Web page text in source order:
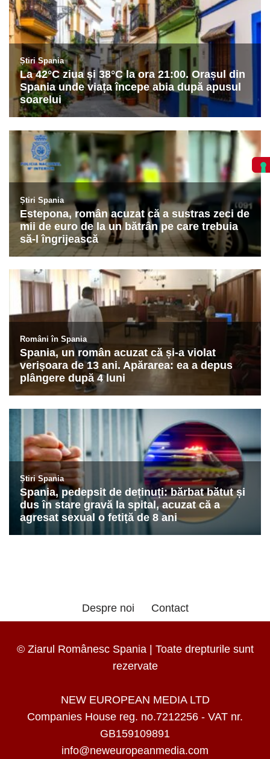
Despre noi Contact
© Ziarul Românesc Spania | Toate drepturile sunt
rezervate
NEW EUROPEAN MEDIA LTD
Companies House reg. no.7212256 - VAT nr.
GB159109891
info@neweuropeanmedia.com